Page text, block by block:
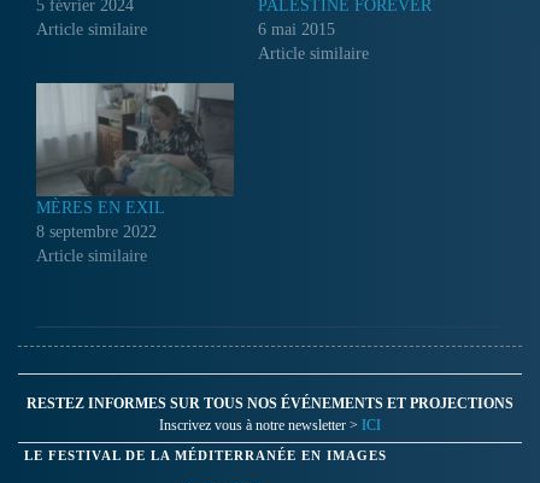
5 février 2024
Article similaire
PALESTINE FOREVER
6 mai 2015
Article similaire
MÈRES EN EXIL
8 septembre 2022
Article similaire
RESTEZ INFORMES SUR TOUS NOS ÉVÉNEMENTS ET PROJECTIONS
Inscrivez vous à notre newsletter > ICI
LE FESTIVAL DE LA MÉDITERRANÉE EN IMAGES